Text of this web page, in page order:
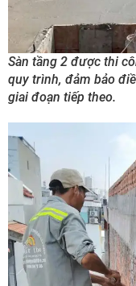
Sàn tầng 2 được thi
quy trình, đảm bảo
giai đoạn tiếp theo.